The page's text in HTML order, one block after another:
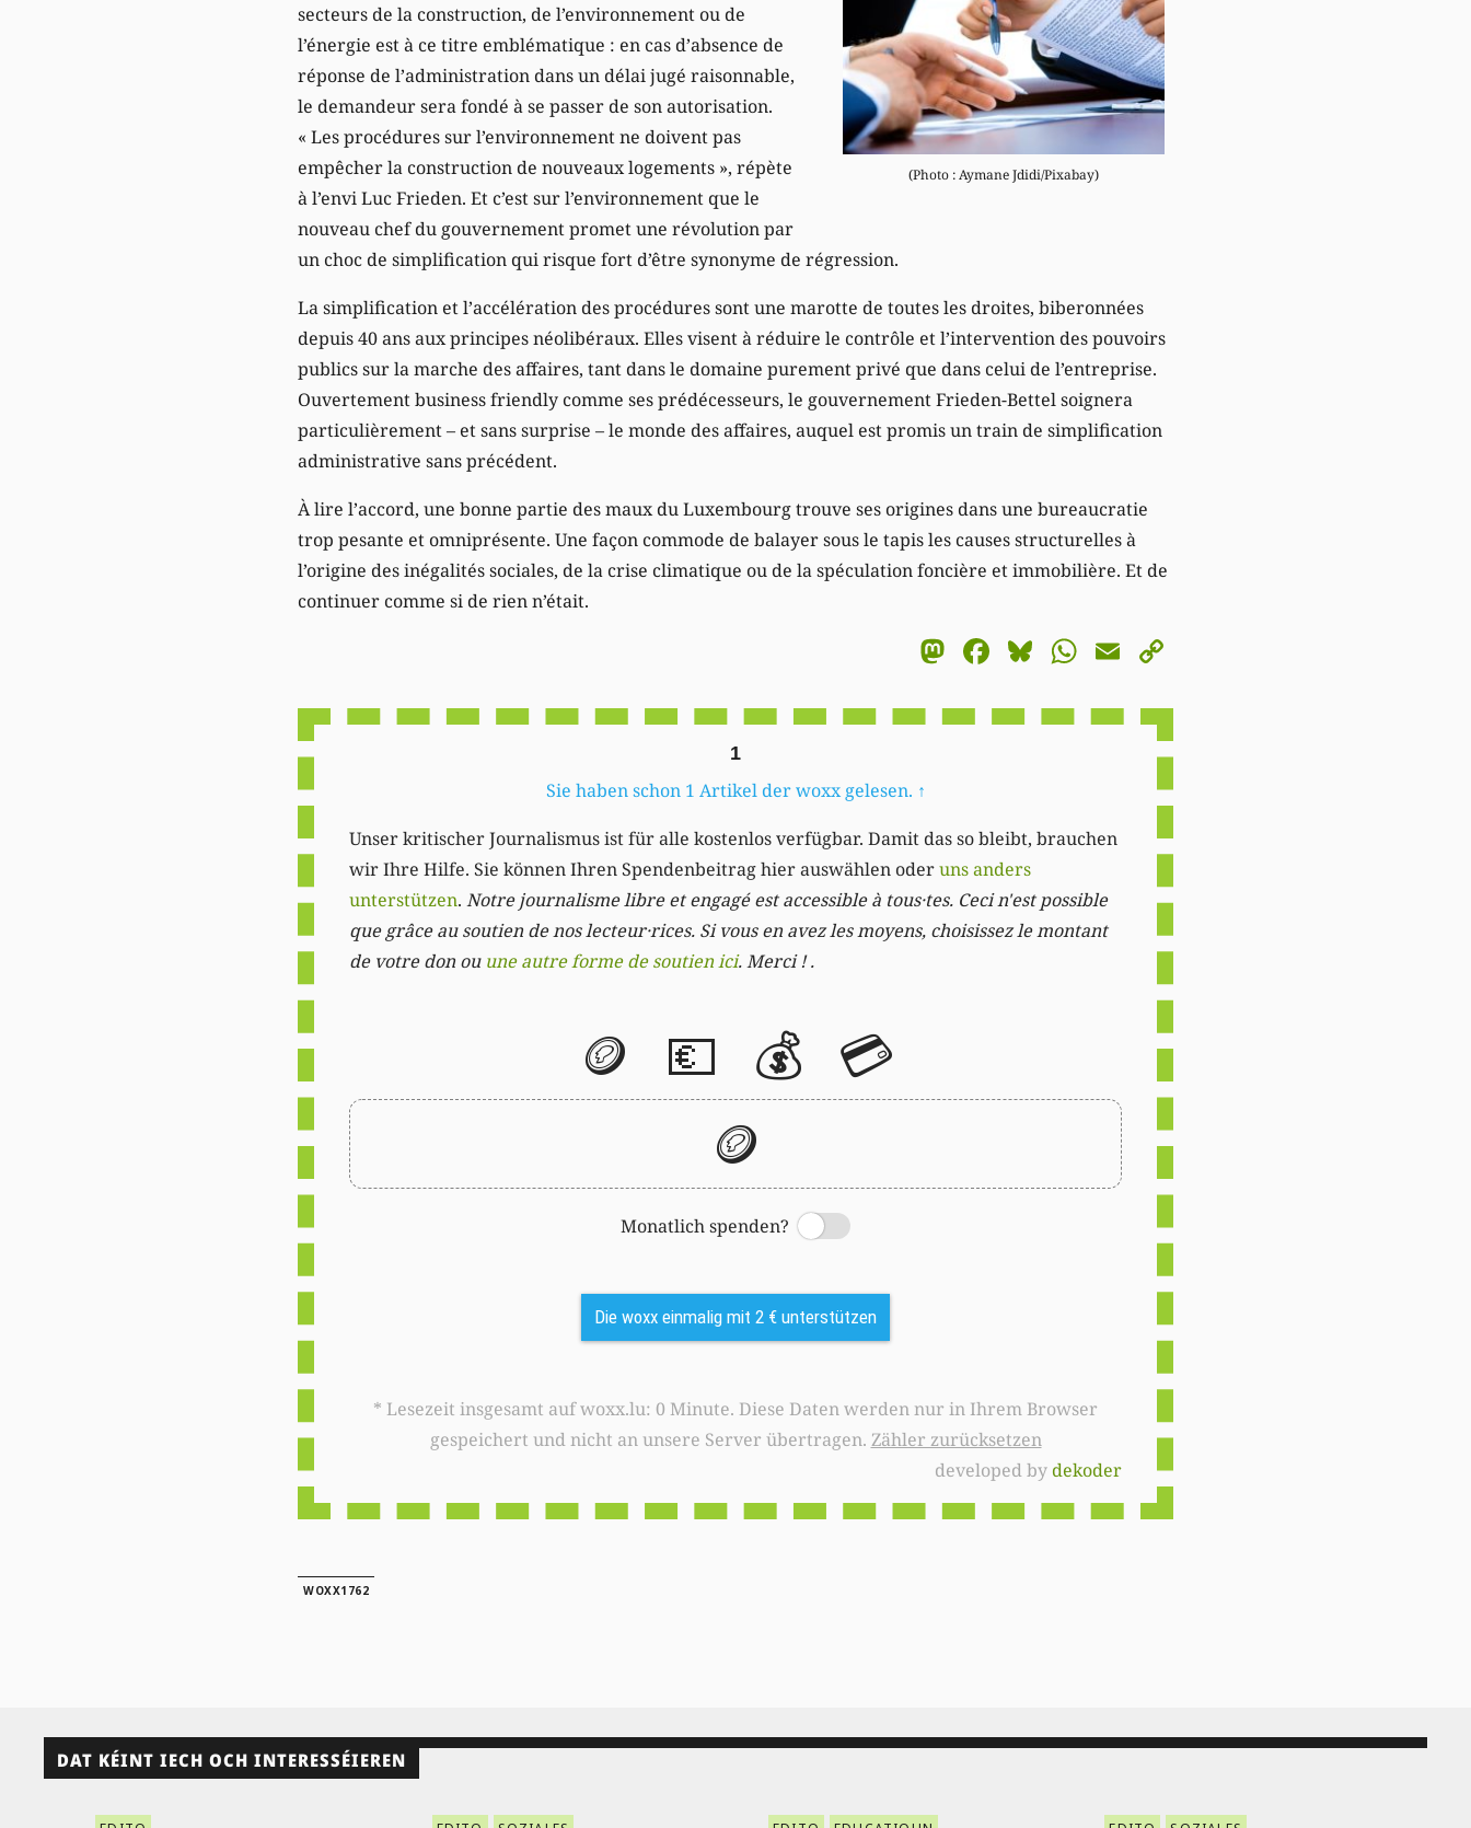
(Photo : Aymane Jdidi/Pixabay)
secteurs de la construction, de l’environnement ou de
l’énergie est à ce titre emblématique : en cas d’absence de
réponse de l’administration dans un délai jugé raisonnable,
le demandeur sera fondé à se passer de son autorisation.
« Les procédures sur l’environnement ne doivent pas
empêcher la construction de nouveaux logements », répète
à l’envi Luc Frieden. Et c’est sur l’environnement que le
nouveau chef du gouvernement promet une révolution par
un choc de simplification qui risque fort d’être synonyme de régression.
La simplification et l’accélération des procédures sont une marotte de toutes les droites, biberonnées
depuis 40 ans aux principes néolibéraux. Elles visent à réduire le contrôle et l’intervention des pouvoirs
publics sur la marche des affaires, tant dans le domaine purement privé que dans celui de l’entreprise.
Ouvertement business friendly comme ses prédécesseurs, le gouvernement Frieden-Bettel soignera
particulièrement – et sans surprise – le monde des affaires, auquel est promis un train de simplification
administrative sans précédent.
À lire l’accord, une bonne partie des maux du Luxembourg trouve ses origines dans une bureaucratie
trop pesante et omniprésente. Une façon commode de balayer sous le tapis les causes structurelles à
l’origine des inégalités sociales, de la crise climatique ou de la spéculation foncière et immobilière. Et de
continuer comme si de rien n’était.
Mastodon
Facebook
Bluesky
WhatsApp
Email
1
Sie haben schon 1 Artikel der woxx gelesen. ↑
Unser kritischer Journalismus ist für alle kostenlos verfügbar. Damit das so bleibt, brauchen
wir Ihre Hilfe. Sie können Ihren Spendenbeitrag hier auswählen oderuns anders
unterstützen. Notre journalisme libre et engagé est accessible à tous·tes. Ceci n'est possible
que grâce au soutien de nos lecteur·rices. Si vous en avez les moyens, choisissez le montant
de votre don ou une autre forme de soutien ici. Merci ! .
🪙 💶 💰 💳
🪙
Monatlich spenden?
Switch
Die woxx einmalig mit 2 € unterstützen
* Lesezeit insgesamt auf woxx.lu: 0 Minute. Diese Daten werden nur in Ihrem Browser
gespeichert und nicht an unsere Server übertragen. Zähler zurücksetzen
developed bydekoder
WOXX1762
DAT KÉINT IECH OCH INTERESSÉIEREN